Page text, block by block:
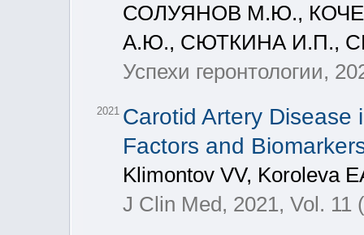
СОЛУЯНОВ М.Ю.,
А.Ю., СЮТКИНА И.П.,
Успехи геронтологии,
2021 Carotid Artery Disease
Factors and
Klimontov VV, Koroleva
J Clin Med, 2021, Vol. 11